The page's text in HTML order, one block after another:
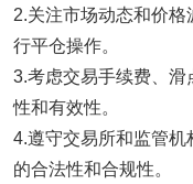
2.关注市场动态和价
行平仓操作。
3.考虑交易手续费、
性和有效性。
4.遵守交易所和监管
的合法性和合规性。